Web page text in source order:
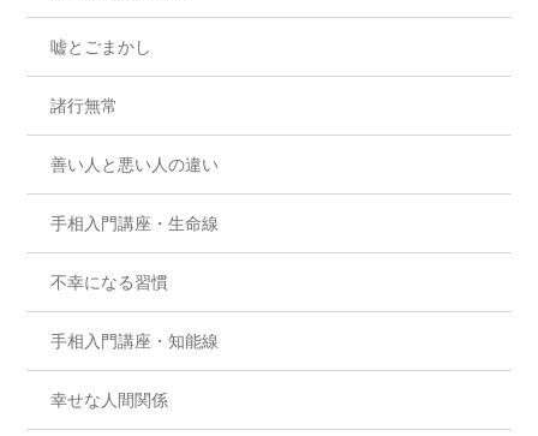
嘘とごまかし
諸行無常
善い人と悪い人の違い
手相入門講座・生命線
不幸になる習慣
手相入門講座・知能線
幸せな人間関係